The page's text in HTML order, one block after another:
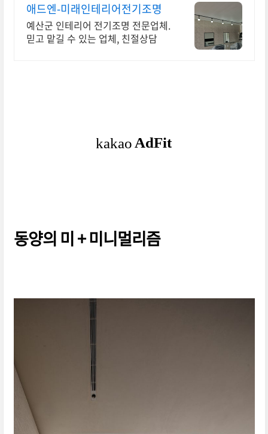
애드엔-미래인테리어전기조명
예산군 인테리어 전기조명 전문업체.
믿고 맡길 수 있는 업체, 친절상담
동양의 미 + 미니멀리즘